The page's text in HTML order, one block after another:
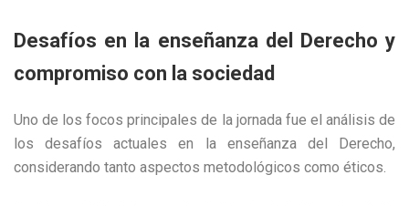
Desafíos en la enseñanza del Derecho y
compromiso con la sociedad
Uno de los focos principales de la jornada fue el análisis de
los desafíos actuales en la enseñanza del Derecho,
considerando tanto aspectos metodológicos como éticos.